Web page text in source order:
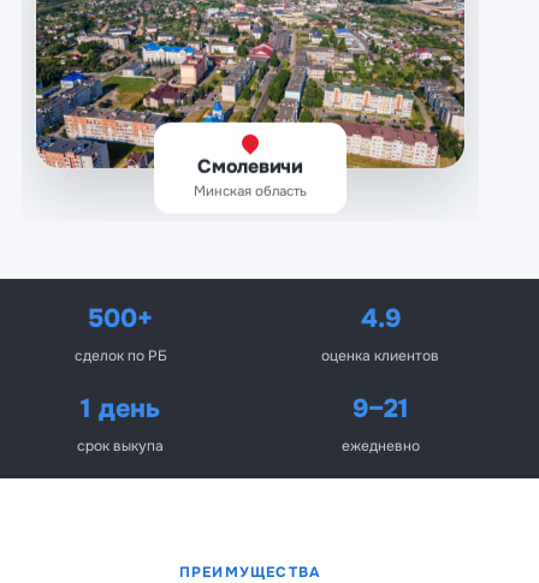
Смолевичи
Минская область
500+
сделок по РБ
4.9
оценка клиентов
1 день
срок выкупа
9–21
ежедневно
ПРЕИМУЩЕСТВА